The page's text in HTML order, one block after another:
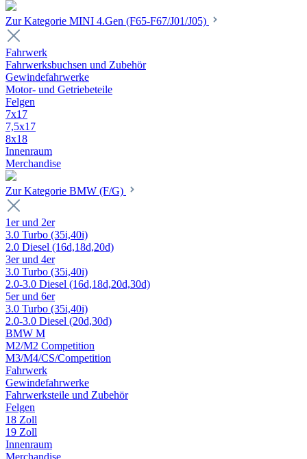
Zur Kategorie MINI 4.Gen (F65-F67/J01/J05)
Fahrwerk
Fahrwerksbuchsen und Zubehör
Gewindefahrwerke
Motor- und Getriebeteile
Felgen
7x17
7,5x17
8x18
Innenraum
Merchandise
Zur Kategorie BMW (F/G)
1er und 2er
3.0 Turbo (35i,40i)
2.0 Diesel (16d,18d,20d)
3er und 4er
3.0 Turbo (35i,40i)
2.0-3.0 Diesel (16d,18d,20d,30d)
5er und 6er
3.0 Turbo (35i,40i)
2.0-3.0 Diesel (20d,30d)
BMW M
M2/M2 Competition
M3/M4/CS/Competition
Fahrwerk
Gewindefahrwerke
Fahrwerksteile und Zubehör
Felgen
18 Zoll
19 Zoll
Innenraum
Merchandise